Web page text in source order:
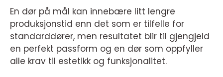
En dør på mål kan innebære litt lengre
produksjonstid enn det som er tilfelle for
standarddører, men resultatet blir til gjengjeld
en perfekt passform og en dør som oppfyller
alle krav til estetikk og funksjonalitet.